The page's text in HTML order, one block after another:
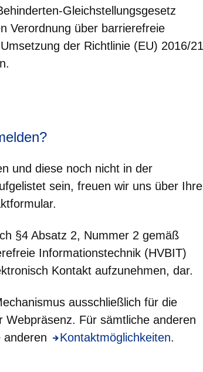
Gleichstellungsgesetz
Verordnung über barrierefreie
der Richtlinie (EU) 2016/
und diese noch nicht in der
sein, freuen wir uns über
§4 Absatz 2, Nummer 2 gemäß
Informationstechnik (HVBIT)
Kontakt aufzunehmen, dar.
ausschließlich für die
Webpräsenz. Für sämtliche anderen
anderen
Kontaktmöglichkeiten
Öffnet sich in einem neuen
.